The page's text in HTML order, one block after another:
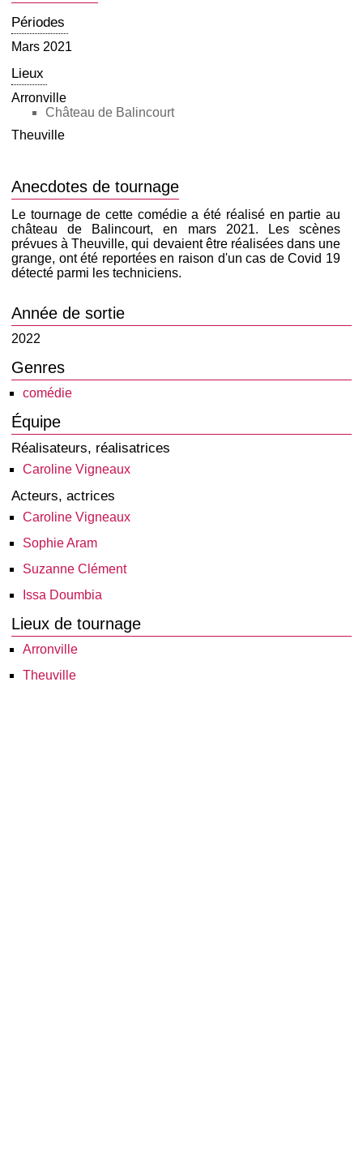
Périodes
Mars 2021
Lieux
Arronville
Château de Balincourt
Theuville
Anecdotes de tournage
Le tournage de cette comédie a été réalisé en partie au
château de Balincourt, en mars 2021. Les scènes
prévues à Theuville, qui devaient être réalisées dans une
grange, ont été reportées en raison d'un cas de Covid 19
détecté parmi les techniciens.
Année de sortie
2022
Genres
comédie
Équipe
Réalisateurs, réalisatrices
Caroline Vigneaux
Acteurs, actrices
Caroline Vigneaux
Sophie Aram
Suzanne Clément
Issa Doumbia
Lieux de tournage
Arronville
Theuville